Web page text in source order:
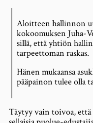
Aloitteen hallinnon
kokoomuksen Juha-
sillä, että yhtiön
tarpeettoman raskas.
Hänen mukaansa
pääpainon tulee olla
Täytyy vain toivoa,